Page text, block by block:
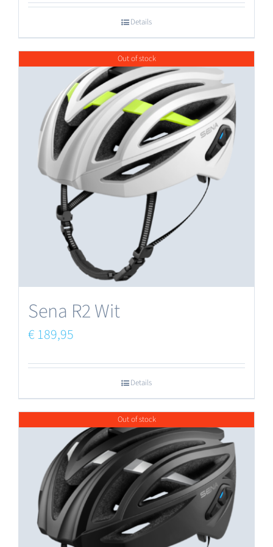
Details
Out of stock
Sena R2 Wit
€189,95
Details
Out of stock